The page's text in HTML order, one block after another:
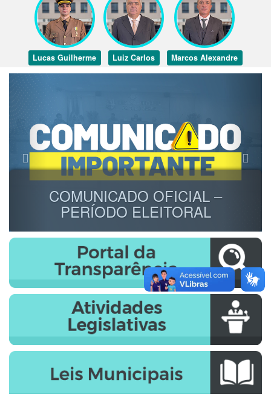
Lucas Guilherme Luiz Carlos Marcos Alexandre
COMUNICADO OFICIAL –
PERÍODO ELEITORAL